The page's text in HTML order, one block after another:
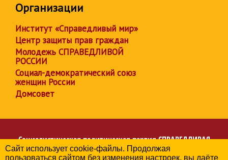
Организации
Институт «Справедливый мир»
Центр защиты прав граждан
Молодежь СПРАВЕДЛИВОЙ
РОССИИ
Социал-демократический союз
женщин России
Домсовет
Социалистическая политическая партияСПРАВЕДЛИВАЯ
РОССИЯ
Сайт использует cookie-файлы. Продолжая
пользоваться сайтом без изменения настроек, вы даёте